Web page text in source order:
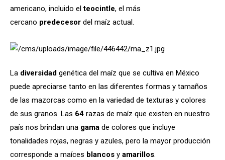
americano, incluido elteocintle, el más
cercano predecesor del maíz actual.
La diversidad genética del maíz que se cultiva en México
puede apreciarse tanto en las diferentes formas y tamaños
de las mazorcas como en la variedad de texturas y colores
de sus granos. Las 64 razas de maíz que existen en nuestro
país nos brindan una gama de colores que incluye
tonalidades rojas, negras y azules, pero la mayor producción
corresponde a maíces blancos y amarillos.